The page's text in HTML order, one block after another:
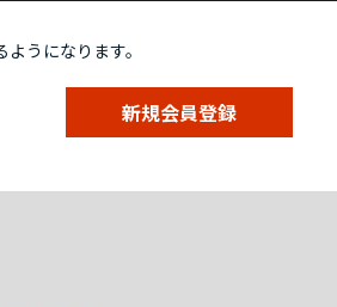
うになります。